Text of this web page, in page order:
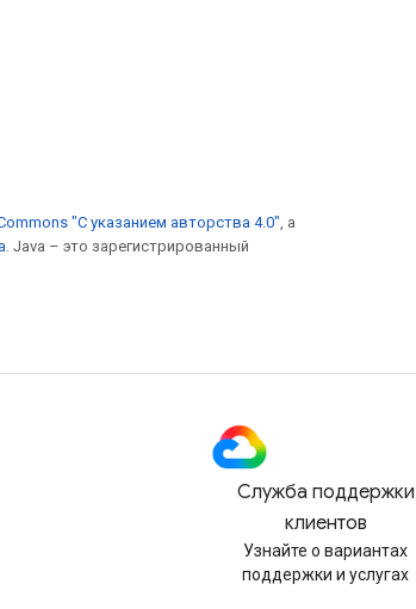
"С указанием авторства 4.0" , а
. Java – это зарегистрированный
Служба поддержки
клиентов
Узнайте о вариантах
поддержки и услугах